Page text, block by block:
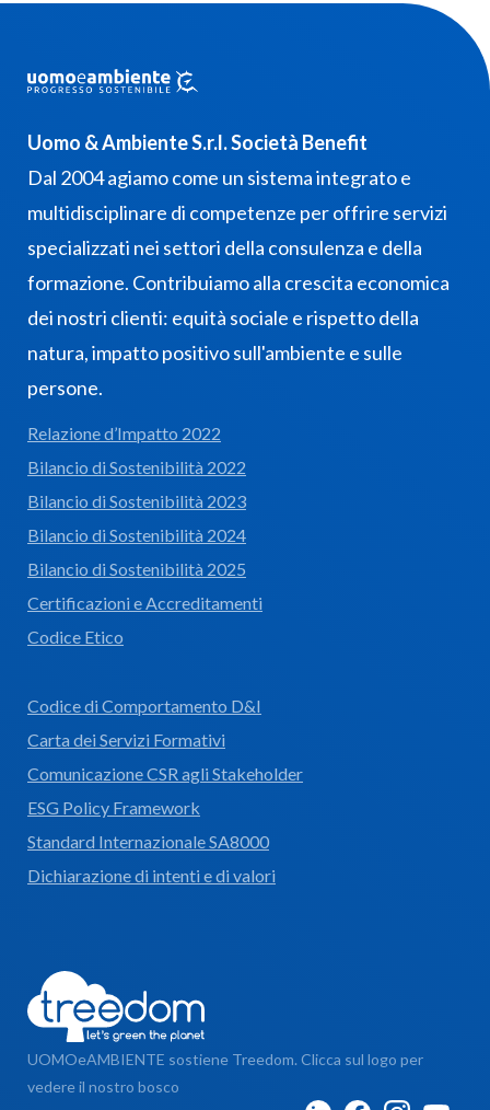
Uomo & Ambiente S.r.l. Società Benefit
Dal 2004 agiamo come un sistema integrato e
multidisciplinare di competenze per offrire servizi
specializzati nei settori della consulenza e della
formazione. Contribuiamo alla crescita economica
dei nostri clienti: equità sociale e rispetto della
natura, impatto positivo sull'ambiente e sulle
persone.
Relazione d’Impatto 2022
Bilancio di Sostenibilità 2022
Bilancio di Sostenibilità 2023
Bilancio di Sostenibilità 2024
Bilancio di Sostenibilità 2025
Certificazioni e Accreditamenti
Codice Etico
Codice di Comportamento D&I
Carta dei Servizi Formativi
Comunicazione CSR agli Stakeholder
ESG Policy Framework
Standard Internazionale SA8000
Dichiarazione di intenti e di valori
UOMOeAMBIENTE sostiene Treedom. Clicca sul logo per
vedere il nostro bosco